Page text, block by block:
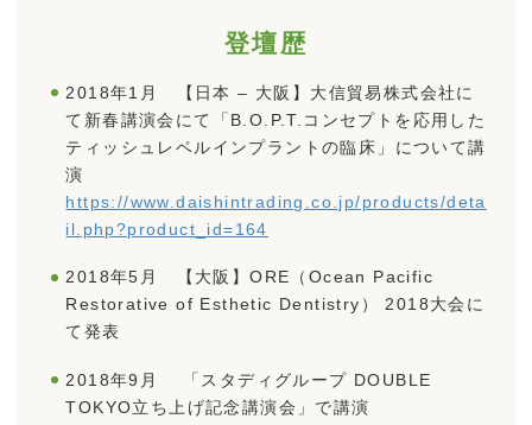
登壇歴
2018年1月 【日本 – 大阪】大信貿易株式会社に
て新春講演会にて「B.O.P.T.コンセプトを応用した
ティッシュレベルインプラントの臨床」について講
演
https://www.daishintrading.co.jp/products/deta
il.php?product_id=164
2018年5月 【大阪】ORE（Ocean Pacific
Restorative of Esthetic Dentistry） 2018大会に
て発表
2018年9月 「スタディグループ DOUBLE
TOKYO立ち上げ記念講演会」で講演